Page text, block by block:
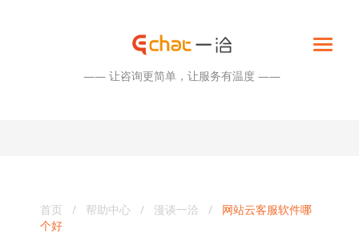
—— 让咨询更简单，让服务有温度 ——
首页 / 帮助中心 / 漫谈一洽 / 网站云客服软件哪
个好